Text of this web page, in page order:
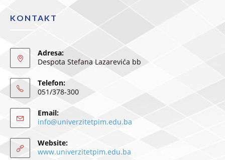
KONTAKT
Adresa:
Despota Stefana Lazarevića bb
Telefon:
051/378-300
Email:
info@univerzitetpim.edu.ba
Website:
www.univerzitetpim.edu.ba